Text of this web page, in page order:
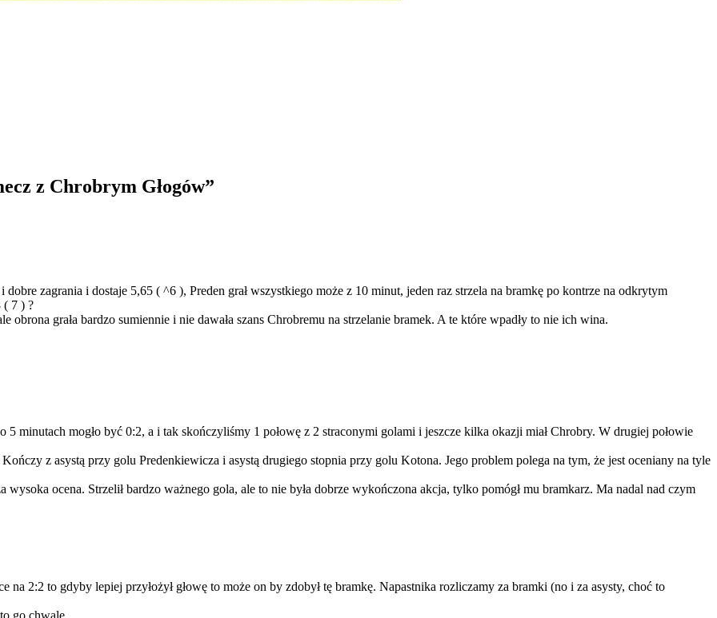
z Chrobrym Głogów”
dobre zagrania i dostaje 5,65 ( ^6 ), Preden grał wszystkiego może z 10 minut, jeden raz strzela na bramkę po kontrze na odkrytym
( 7 ) ?
obrona grała bardzo sumiennie i nie dawała szans Chrobremu na strzelanie bramek. A te które wpadły to nie ich wina.
minutach mogło być 0:2, a i tak skończyliśmy 1 połowę z 2 straconymi golami i jeszcze kilka okazji miał Chrobry. W drugiej połowie
z asystą przy golu Predenkiewicza i asystą drugiego stopnia przy golu Kotona. Jego problem polega na tym, że jest oceniany na tyle
ocena. Strzelił bardzo ważnego gola, ale to nie była dobrze wykończona akcja, tylko pomógł mu bramkarz. Ma nadal nad czym
na 2:2 to gdyby lepiej przyłożył głowę to może on by zdobył tę bramkę. Napastnika rozliczamy za bramki (no i za asysty, choć to